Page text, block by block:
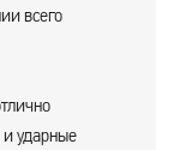
всего
ударные